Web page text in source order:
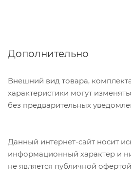
Дополнительно
Внешний вид товара,
характеристики могут
без предварительных
Данный интернет-сайт носит
информационный характер и
не является публичной